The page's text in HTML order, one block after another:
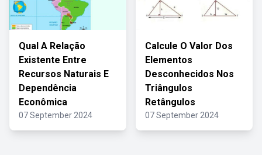
Qual A Relação
Existente Entre
Recursos Naturais E
Dependência
Econômica
07 September 2024
Calcule O Valor Dos
Elementos
Desconhecidos Nos
Triângulos
Retângulos
07 September 2024